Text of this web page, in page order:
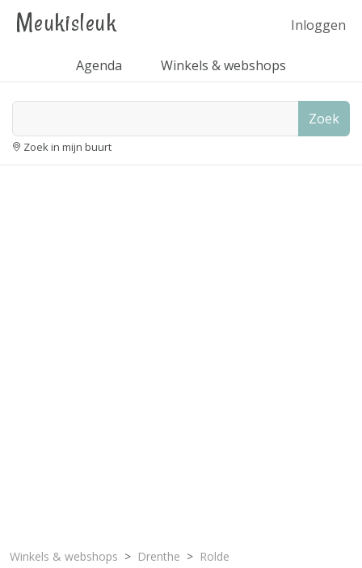
Meukisleuk Inloggen
Agenda Winkels & webshops
Zoek
Zoek in mijn buurt
Winkels & webshops Drenthe Rolde